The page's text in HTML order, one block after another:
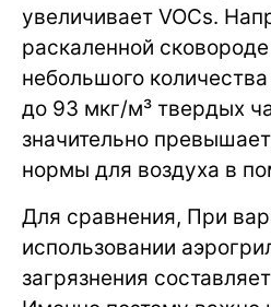
увеличивает VOCs.
раскаленной
небольшого
до 93 мкг/м³ твердых
значительно
нормы для воздуха в
Для сравнения, При
использовании
загрязнения